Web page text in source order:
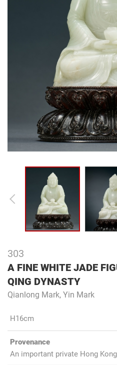
303
A FINE WHITE JADE
QING DYNASTY
Qianlong Mark, Yin Mark
H16cm
Provenance
An important private Hong